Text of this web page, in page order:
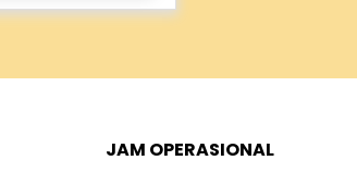
JAM OPERASIONAL